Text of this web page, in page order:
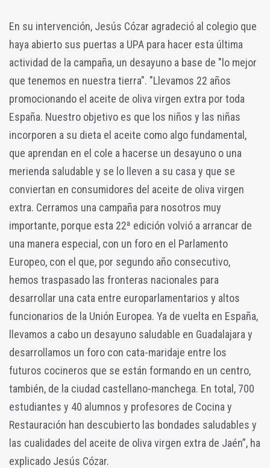
En su intervención, Jesús Cózar agradeció al colegio que
haya abierto sus puertas a UPA para hacer esta última
actividad de la campaña, un desayuno a base de "lo mejor
que tenemos en nuestra tierra". "Llevamos 22 años
promocionando el aceite de oliva virgen extra por toda
España. Nuestro objetivo es que los niños y las niñas
incorporen a su dieta el aceite como algo fundamental,
que aprendan en el cole a hacerse un desayuno o una
merienda saludable y se lo lleven a su casa y que se
conviertan en consumidores del aceite de oliva virgen
extra. Cerramos una campaña para nosotros muy
importante, porque esta 22ª edición volvió a arrancar de
una manera especial, con un foro en el Parlamento
Europeo, con el que, por segundo año consecutivo,
hemos traspasado las fronteras nacionales para
desarrollar una cata entre europarlamentarios y altos
funcionarios de la Unión Europea. Ya de vuelta en España,
llevamos a cabo un desayuno saludable en Guadalajara y
desarrollamos un foro con cata-maridaje entre los
futuros cocineros que se están formando en un centro,
también, de la ciudad castellano-manchega. En total, 700
estudiantes y 40 alumnos y profesores de Cocina y
Restauración han descubierto las bondades saludables y
las cualidades del aceite de oliva virgen extra de Jaén”, ha
explicado Jesús Cózar.